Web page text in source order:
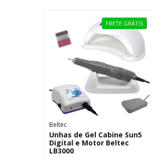
FRETE GRÁTIS
Beltec
Unhas de Gel Cabine Sun5
Digital e Motor Beltec
LB3000